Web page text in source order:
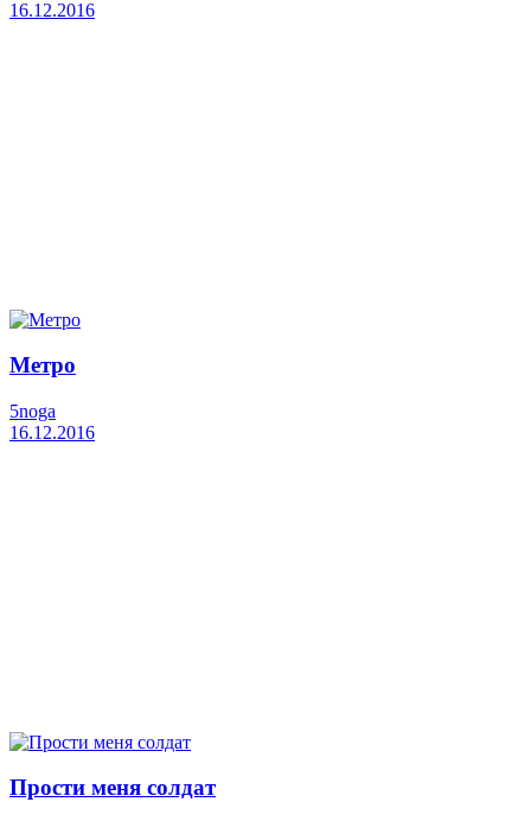
16.12.2016
Метро
5noga
16.12.2016
Прости меня солдат